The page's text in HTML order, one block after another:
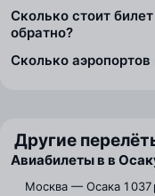
Сколько стоит
обратно?
Сколько
Другие
Авиабилеты в в
Москва — Осака 1 037